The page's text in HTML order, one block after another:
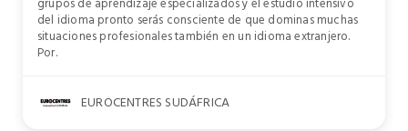
del idioma pronto serás consciente de que dominas muchas
situaciones profesionales también en un idioma extranjero.
Por.
EUROCENTRES SUDÁFRICA